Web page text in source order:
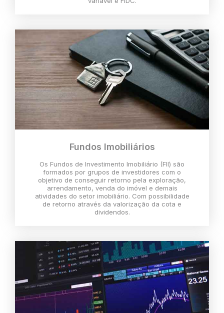
Fundos Imobiliários
Os Fundos de Investimento Imobiliário (FII) são
formados por grupos de investidores com o
objetivo de conseguir retorno pela exploração,
arrendamento, venda do imóvel e demais
atividades do setor imobiliário. Com possibilidade
de retorno através da valorização da cota e
dividendos.